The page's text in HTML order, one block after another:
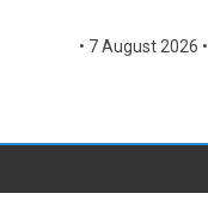
• 7 August 2026 •